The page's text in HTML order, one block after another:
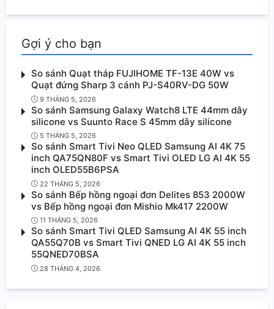
Gợi ý cho bạn
So sánh Quạt tháp FUJIHOME TF-13E 40W vs
Quạt đứng Sharp 3 cánh PJ-S40RV-DG 50W
9 THÁNG 5, 2026
So sánh Samsung Galaxy Watch8 LTE 44mm dây
silicone vs Suunto Race S 45mm dây silicone
5 THÁNG 5, 2026
So sánh Smart Tivi Neo QLED Samsung AI 4K 75
inch QA75QN80F vs Smart Tivi OLED LG AI 4K 55
inch OLED55B6PSA
22 THÁNG 5, 2026
So sánh Bếp hồng ngoại đơn Delites 853 2000W
vs Bếp hồng ngoại đơn Mishio Mk417 2200W
11 THÁNG 5, 2026
So sánh Smart Tivi QLED Samsung AI 4K 55 inch
QA55Q70B vs Smart Tivi QNED LG AI 4K 55 inch
55QNED70BSA
28 THÁNG 4, 2026